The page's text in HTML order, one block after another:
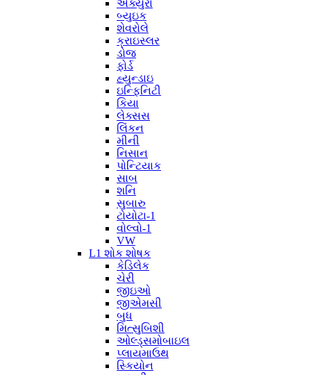
એક્યુરા
બ્યુઇક
શેવરોલે
ક્રાઇસ્લર
ડોજ
ફોર્ડ
હ્યુન્ડાઇ
ઇન્ફિનિટી
કિયા
લેક્સસ
લિંકન
મીની
નિસાન
પોન્ટિયાક
સાબ
શનિ
સુબારુ
ટોયોટા-1
વોલ્વો-1
VW
L1 શોક શોષક
કેડિલેક
ચેરી
જીઇઓ
જીએમસી
બુધ
મિત્સુબિશી
ઓલ્ડ્સમોબાઇલ
પ્લાયમાઉથ
સ્કિયોન